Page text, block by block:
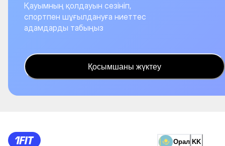
Қауымның қолдауын сезініп,
спортпен шұғылдануға ниеттес
адамдарды табыңыз
Қосымшаны жүктеу
Орал KK